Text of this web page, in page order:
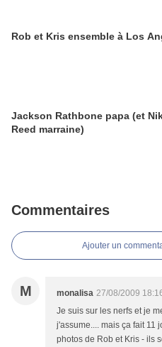
Rob et Kris ensemble à Los
Jackson Rathbone papa (et
Reed marraine)
Commentaires
Ajouter un
M monalisa 27/08/2009
Je suis sur les nerfs et je
j'assume.... mais ça fait 11
photos de Rob et Kris - ils